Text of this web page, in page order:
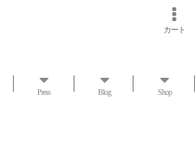
カート
Press Blog Shop